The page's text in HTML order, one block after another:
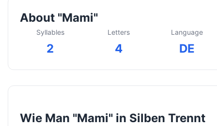
About "Mami"
Syllables
2
Letters
4
Language
DE
Wie Man "Mami" in Silben Trennt